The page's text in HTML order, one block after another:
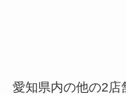
愛知県内の他の2店